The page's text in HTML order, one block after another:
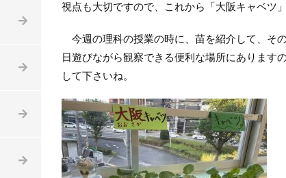
視点も大切ですので、これから「大阪キャベツ
今週の理科の授業の時に、苗を紹介して、そ
日遊びながら観察できる便利な場所にあります
して下さいね。